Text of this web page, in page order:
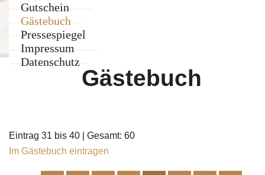
Rezepte
Speisekarte
Team
Weinkarte
Weinkeller
Gutschein
Gästebuch
Pressespiegel
Impressum
Datenschutz
Gästebuch
Eintrag 31 bis 40 | Gesamt: 60
Im Gästebuch eintragen